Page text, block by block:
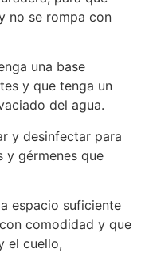
no se rompa con
una base
y que tenga un
del agua.
y desinfectar para
y gérmenes que
espacio suficiente
comodidad y que
el cuello,